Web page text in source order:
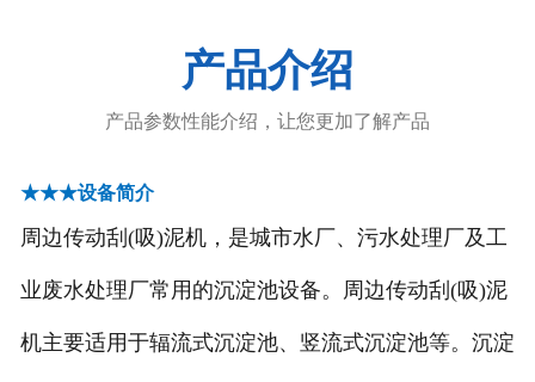
- 中水回用系列
- 深度处理系统
造纸制浆设备
产品介绍
产品参数性能介绍，让您更加了解产品
★★★设备简介
周边传动刮(吸)泥机，是城市水厂、污水处理厂及工
业废水处理厂常用的沉淀池设备。周边传动刮(吸)泥
机主要适用于辐流式沉淀池、竖流式沉淀池等。沉淀